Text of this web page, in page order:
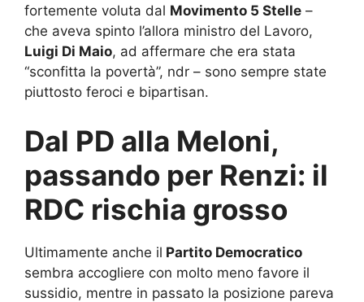
fortemente voluta dal Movimento 5 Stelle –
che aveva spinto l’allora ministro del Lavoro,
Luigi Di Maio, ad affermare che era stata
“sconfitta la povertà”, ndr – sono sempre state
piuttosto feroci e bipartisan.
Dal PD alla Meloni,
passando per Renzi: il
RDC rischia grosso
Ultimamente anche il Partito Democratico
sembra accogliere con molto meno favore il
sussidio, mentre in passato la posizione pareva